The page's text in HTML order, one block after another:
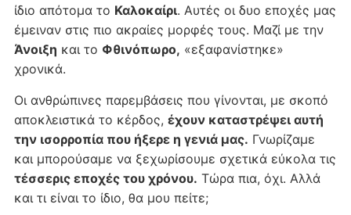
ίδιο απότομα το Καλοκαίρι. Αυτές οι δυο εποχές μας
έμειναν στις πιο ακραίες μορφές τους. Μαζί με την
Άνοιξη και το Φθινόπωρο, «εξαφανίστηκε»
χρονικά.
Οι ανθρώπινες παρεμβάσεις που γίνονται, με σκοπό
αποκλειστικά το κέρδος, έχουν καταστρέψει αυτή
την ισορροπία που ήξερε η γενιά μας. Γνωρίζαμε
και μπορούσαμε να ξεχωρίσουμε σχετικά εύκολα τις
τέσσερις εποχές του χρόνου. Τώρα πια, όχι. Αλλά
και τι είναι το ίδιο, θα μου πείτε;